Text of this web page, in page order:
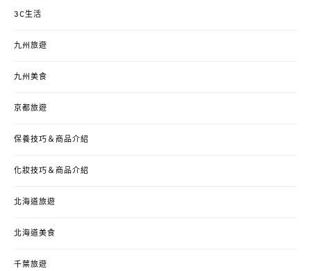
3C生活
九州旅遊
九州美食
京都旅遊
保養技巧＆商品介紹
化妝技巧＆商品介紹
北海道旅遊
北海道美食
千葉旅遊